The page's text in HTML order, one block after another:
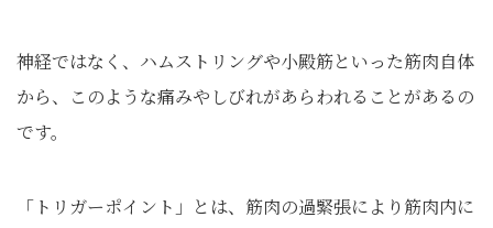
神経ではなく、ハムストリングや小殿筋といった筋肉自体
から、このような痛みやしびれがあらわれることがあるの
です。
「トリガーポイント」とは、筋肉の過緊張により筋肉内に